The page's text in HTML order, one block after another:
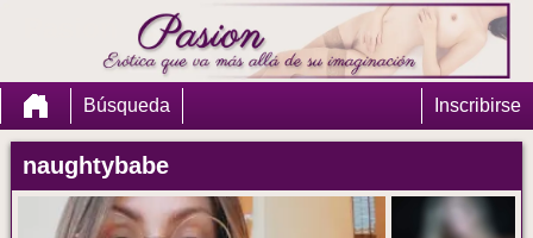
Búsqueda Inscribirse
naughtybabe